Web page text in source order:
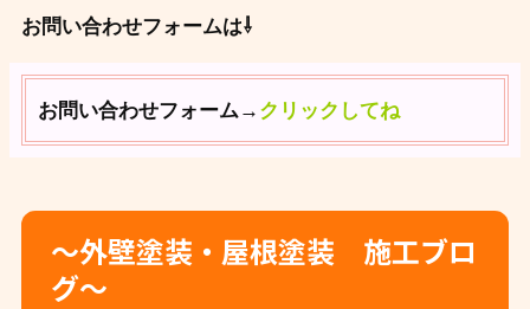
お問い合わせフォームは⇩
お問い合わせフォーム→ クリックしてね
～外壁塗装・屋根塗装 施工ブロ
グ～